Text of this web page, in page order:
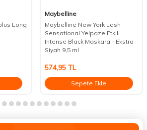
Long
Maybelline
Maybelline New York Lash
Sensational Yelpaze Etkili
Intense Black Maskara - Ekstra
Siyah 9,5 ml
574,95TL
Sepete Ekle